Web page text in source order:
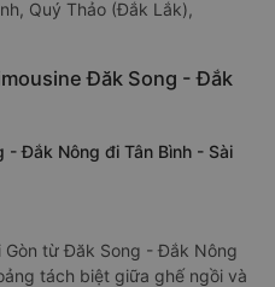
Quý Thảo (Đắk Lắk),
Đăk Song - Đắk
- Đắk Nông đi Tân Bình - Sài
Gòn từ Đăk Song - Đắk Nông
tách biệt giữa ghế ngồi và